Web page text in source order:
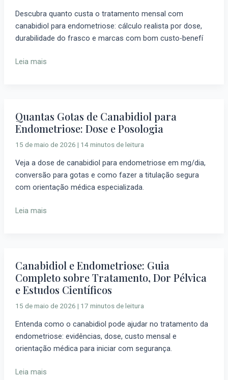
Descubra quanto custa o tratamento mensal com
canabidiol para endometriose: cálculo realista por dose,
durabilidade do frasco e marcas com bom custo-benefí
Endometriose:
Quanto
Custa
Tratamento
Leia mais
Quantas Gotas de Canabidiol para
Endometriose: Dose e Posologia
15 de maio de 2026 | 14 minutos de leitura
Veja a dose de canabidiol para endometriose em mg/dia,
conversão para gotas e como fazer a titulação segura
com orientação médica especializada.
Quantas
Gotas
de
para
Endometriose:
Dose
Posologia
Leia mais
Canabidiol e Endometriose: Guia
Completo sobre Tratamento, Dor Pélvica
e Estudos Científicos
15 de maio de 2026 | 17 minutos de leitura
Entenda como o canabidiol pode ajudar no tratamento da
endometriose: evidências, dose, custo mensal e
orientação médica para iniciar com segurança.
Canabidiol
e
Endometriose:
Guia
sobre
Tratamento,
Dor
e
Leia mais